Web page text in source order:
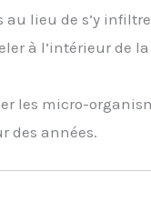
au lieu de s’y
à l’intérieur de
les micro-
des années.